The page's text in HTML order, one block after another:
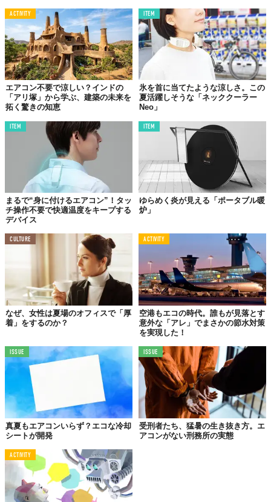
ACTIVITY
エアコン不要で涼しい？インドの
「アリ塚」から学ぶ、建築の未来を
拓く驚きの知恵
ITEM
氷を首に当てたような涼しさ。この
夏活躍しそうな「ネッククーラー
Neo」
ITEM
まるで“身に付けるエアコン”！タッ
チ操作不要で快適温度をキープする
デバイス
ITEM
ゆらめく炎が見える「ポータブル暖
炉」
CULTURE
なぜ、女性は夏場のオフィスで「厚
着」をするのか？
ACTIVITY
空港もエコの時代。誰もが見落とす
意外な「アレ」でまさかの節水対策
を実現した！
ISSUE
真夏もエアコンいらず？エコな冷却
シートが開発
ISSUE
受刑者たち、猛暑の生き抜き方。エ
アコンがない刑務所の実態
ACTIVITY